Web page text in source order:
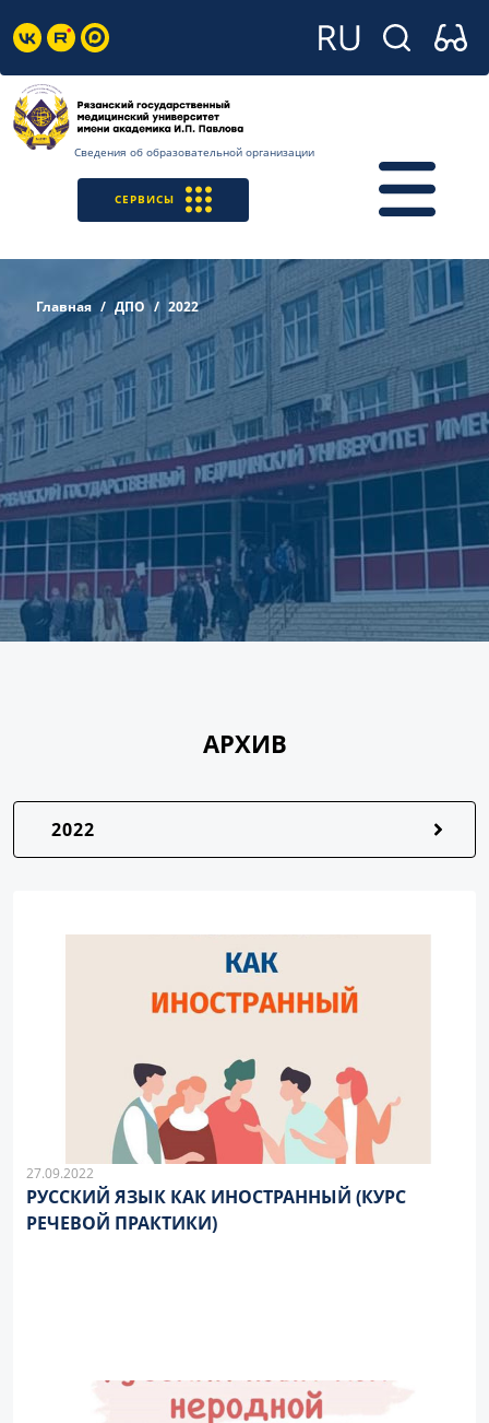
Сведения об образовательной организации
СЕРВИСЫ
Главная ДПО 2022
АРХИВ
2022
27.09.2022
РУССКИЙ ЯЗЫК КАК ИНОСТРАННЫЙ (КУРС
РЕЧЕВОЙ ПРАКТИКИ)